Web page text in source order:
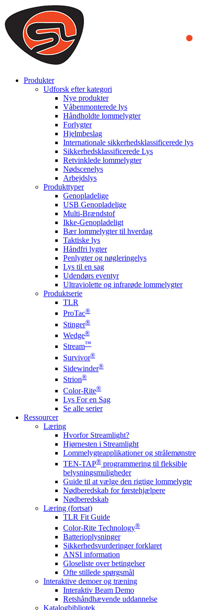
We use cookies to ensure that we provide you the best experience
on our website. By continuing to browse this website, you accept
that cookies are used to help us analyze how the website is used and
to offer you a better experience. To learn more or to find out how
you can disable cookies, you can access our
Produkter
Udforsk efter kategori
Nye produkter
Våbenmonterede lys
Håndholdte lommelygter
Forlygter
Hjelmbeslag
Internationale sikkerhedsklassificerede lys
Sikkerhedsklassificerede Lys
Retvinklede lommelygter
Nødscenelys
Arbejdslys
Produkttyper
Genopladelige
USB Genopladelige
Multi-Brændstof
Ikke-Genopladeligt
Bær lommelygter til hverdag
Taktiske lys
Håndfri lygter
Penlygter og nøgleringelys
Lys til en sag
Udendørs eventyr
Ultraviolette og infrarøde lommelygter
Produktserie
TLR
ProTac®
Stinger®
Wedge®
Stream™
Survivor®
Sidewinder®
Strion®
Color-Rite®
Lys For en Sag
Se alle serier
Ressourcer
Læring
Hvorfor Streamlight?
Hjørnesten i Streamlight
Lommelygteapplikationer og strålemønstre
TEN-TAP® programmering til fleksible
belysningsmuligheder
Guide til at vælge den rigtige lommelygte
Nødberedskab for førstehjælpere
Nødberedskab
Læring (fortsat)
TLR Fit Guide
Color-Rite Technology®
Batterioplysninger
Sikkerhedsvurderinger forklaret
ANSI information
Gloseliste over betingelser
Ofte stillede spørgsmål
Interaktive demoer og træning
Interaktiv Beam Demo
Retshåndhævende uddannelse
Katalogbibliotek